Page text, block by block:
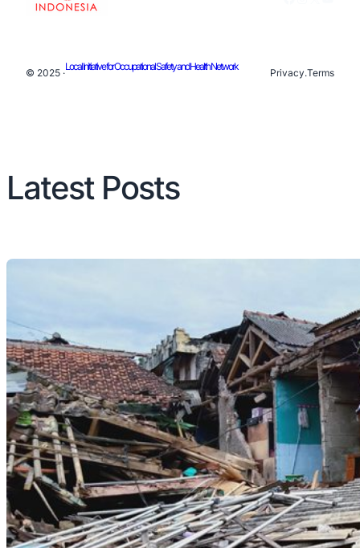
© 2025 ·
Local Initiative for Occupational Safety and Health Network
Privacy.Terms
Latest Posts